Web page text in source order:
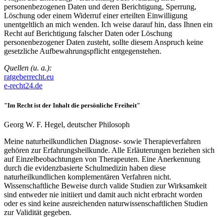
personenbezogenen Daten und deren Berichtigung, Sperrung,
Löschung oder einem Widerruf einer erteilten Einwilligung
unentgeltlich an mich wenden. Ich weise darauf hin, dass Ihnen ein
Recht auf Berichtigung falscher Daten oder Löschung
personenbezogener Daten zusteht, sollte diesem Anspruch keine
gesetzliche Aufbewahrungspflicht entgegenstehen.
Quellen (u. a.):
ratgeberrecht.eu
e-recht24.de
"Im Recht ist der Inhalt die persönliche Freiheit"
Georg W. F. Hegel, deutscher Philosoph
Meine naturheilkundlichen Diagnose- sowie Therapieverfahren
gehören zur Erfahrungsheilkunde. Alle Erläuterungen beziehen sich
auf Einzelbeobachtungen von Therapeuten. Eine Anerkennung
durch die evidenzbasierte Schulmedizin haben diese
naturheilkundlichen komplementären Verfahren nicht.
Wissenschaftliche Beweise durch valide Studien zur Wirksamkeit
sind entweder nie initiiert und damit auch nicht erbracht worden
oder es sind keine ausreichenden naturwissenschaftlichen Studien
zur Validität gegeben.